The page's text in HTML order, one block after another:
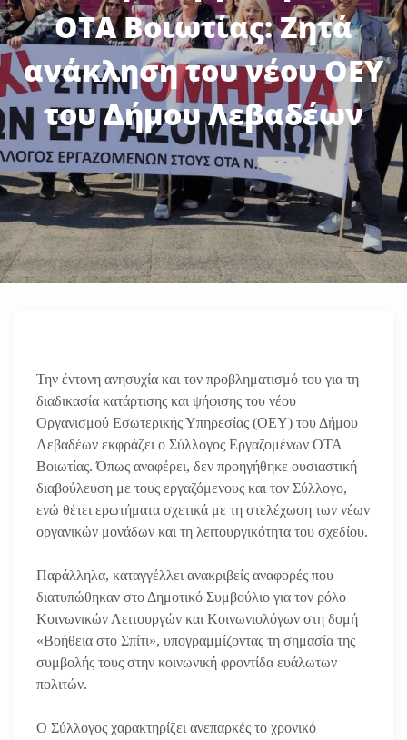
ΟΤΑ Βοιωτίας: Ζητά
ανάκληση του νέου ΟΕΥ
του Δήμου Λεβαδέων
Την έντονη ανησυχία και τον προβληματισμό του για τη
διαδικασία κατάρτισης και ψήφισης του νέου
Οργανισμού Εσωτερικής Υπηρεσίας (ΟΕΥ) του Δήμου
Λεβαδέων εκφράζει ο Σύλλογος Εργαζομένων ΟΤΑ
Βοιωτίας. Όπως αναφέρει, δεν προηγήθηκε ουσιαστική
διαβούλευση με τους εργαζόμενους και τον Σύλλογο,
ενώ θέτει ερωτήματα σχετικά με τη στελέχωση των νέων
οργανικών μονάδων και τη λειτουργικότητα του σχεδίου.
Παράλληλα, καταγγέλλει ανακριβείς αναφορές που
διατυπώθηκαν στο Δημοτικό Συμβούλιο για τον ρόλο
Κοινωνικών Λειτουργών και Κοινωνιολόγων στη δομή
«Βοήθεια στο Σπίτι», υπογραμμίζοντας τη σημασία της
συμβολής τους στην κοινωνική φροντίδα ευάλωτων
πολιτών.
Ο Σύλλογος χαρακτηρίζει ανεπαρκές το χρονικό